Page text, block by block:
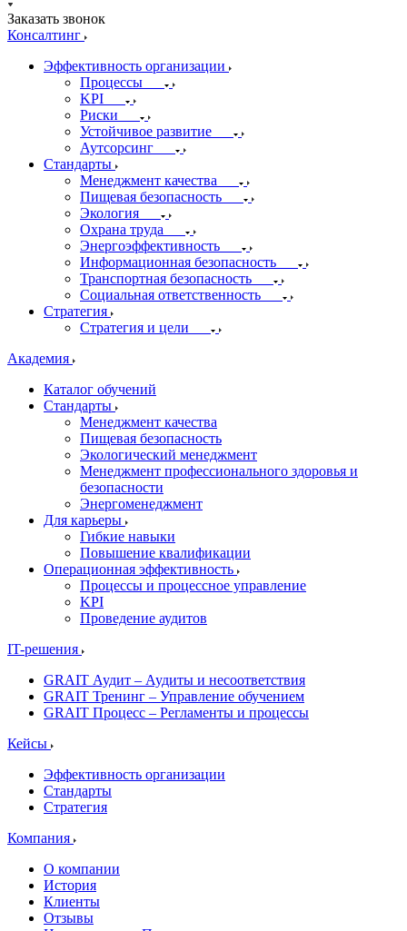
Заказать звонок
Консалтинг
Эффективность организации
Процессы
KPI
Риски
Устойчивое развитие
Аутсорсинг
Стандарты
Менеджмент качества
Пищевая безопасность
Экология
Охрана труда
Энергоэффективность
Информационная безопасность
Транспортная безопасность
Социальная ответственность
Стратегия
Стратегия и цели
Академия
Каталог обучений
Стандарты
Менеджмент качества
Пищевая безопасность
Экологический менеджмент
Менеджмент профессионального здоровья и
безопасности
Энергоменеджмент
Для карьеры
Гибкие навыки
Повышение квалификации
Операционная эффективность
Процессы и процессное управление
KPI
Проведение аудитов
IT-решения
GRAIT Аудит – Аудиты и несоответствия
GRAIT Тренинг – Управление обучением
GRAIT Процесс – Регламенты и процессы
Кейсы
Эффективность организации
Стандарты
Стратегия
Компания
О компании
История
Клиенты
Отзывы